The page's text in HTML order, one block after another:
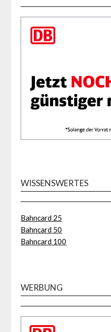
WISSENSWERTES
Bahncard 25
Bahncard 50
Bahncard 100
WERBUNG